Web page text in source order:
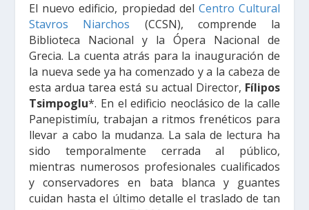
El nuevo edificio, propiedad del Centro Cultural
Stavros Niarchos (CCSN), comprende la
Biblioteca Nacional y la Ópera Nacional de
Grecia. La cuenta atrás para la inauguración de
la nueva sede ya ha comenzado y a la cabeza de
esta ardua tarea está su actual Director, Fílipos
Tsimpoglu*. En el edificio neoclásico de la calle
Panepistimíu, trabajan a ritmos frenéticos para
llevar a cabo la mudanza. La sala de lectura ha
sido temporalmente cerrada al público,
mientras numerosos profesionales cualificados
y conservadores en bata blanca y guantes
cuidan hasta el último detalle el traslado de tan